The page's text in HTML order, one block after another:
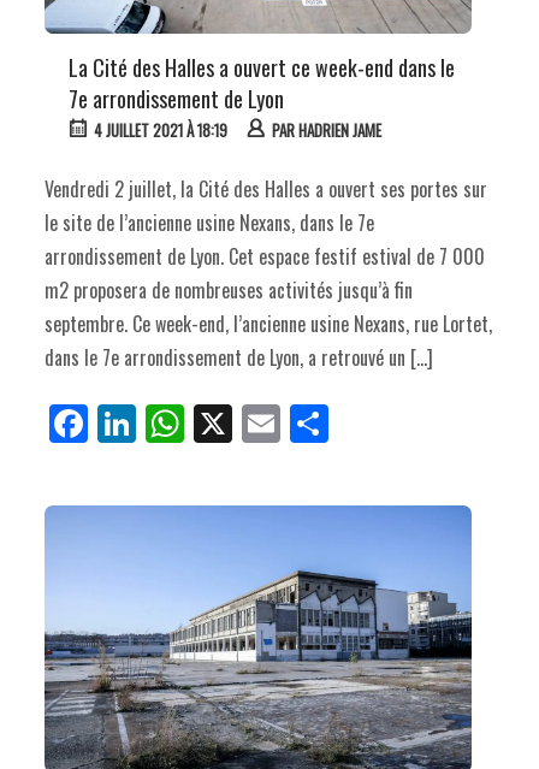
La Cité des Halles a ouvert ce week-end dans le
7e arrondissement de Lyon
4 JUILLET 2021 À 18:19 PARHADRIEN JAME
Vendredi 2 juillet, la Cité des Halles a ouvert ses portes sur
le site de l’ancienne usine Nexans, dans le 7e
arrondissement de Lyon. Cet espace festif estival de 7 000
m2 proposera de nombreuses activités jusqu’à fin
septembre. Ce week-end, l’ancienne usine Nexans, rue Lortet,
dans le 7e arrondissement de Lyon, a retrouvé un […]
Fa
ce
bo
ok
Li
nk
ed
In
W
ha
ts
Ap
p
X E
m
ail
Pa
rt
ag